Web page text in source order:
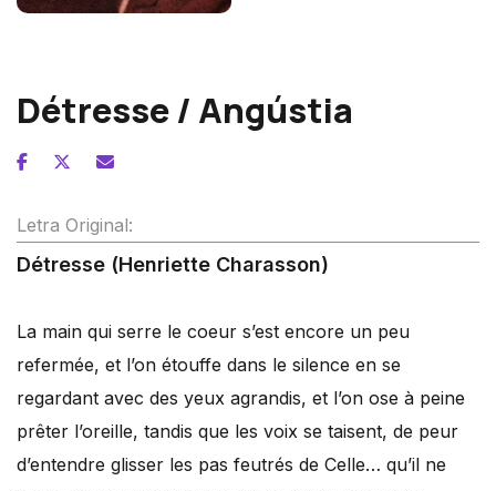
Détresse / Angústia
Letra Original:
Détresse (Henriette Charasson)
La main qui serre le coeur s’est encore un peu
refermée, et l’on étouffe dans le silence en se
regardant avec des yeux agrandis, et l’on ose à peine
prêter l’oreille, tandis que les voix se taisent, de peur
d’entendre glisser les pas feutrés de Celle… qu’il ne